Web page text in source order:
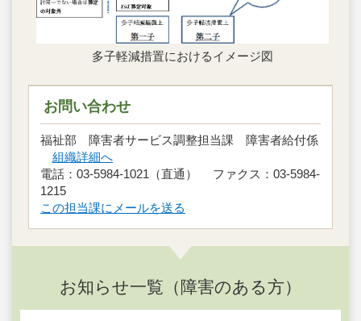
多子軽減措置におけるイメージ図
お問い合わせ
福祉部 障害者サービス調整担当課 障害者給付係
組織詳細へ
電話：03-5984-1021（直通） ファクス：03-5984-
1215
この担当課にメールを送る
お知らせ一覧（障害のある方）